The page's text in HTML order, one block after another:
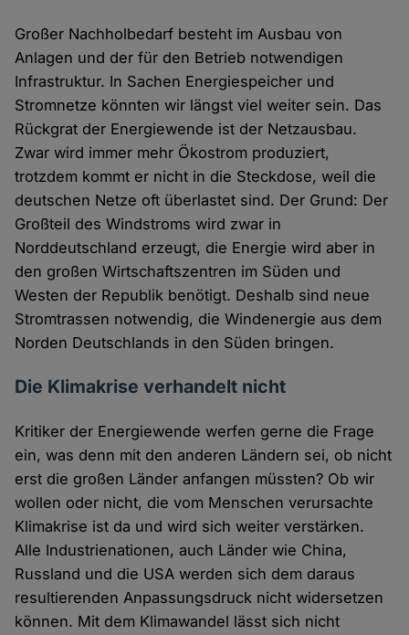
Großer Nachholbedarf besteht im Ausbau von
Anlagen und der für den Betrieb notwendigen
Infrastruktur. In Sachen Energiespeicher und
Stromnetze könnten wir längst viel weiter sein. Das
Rückgrat der Energiewende ist der Netzausbau.
Zwar wird immer mehr Ökostrom produziert,
trotzdem kommt er nicht in die Steckdose, weil die
deutschen Netze oft überlastet sind. Der Grund: Der
Großteil des Windstroms wird zwar in
Norddeutschland erzeugt, die Energie wird aber in
den großen Wirtschaftszentren im Süden und
Westen der Republik benötigt. Deshalb sind neue
Stromtrassen notwendig, die Windenergie aus dem
Norden Deutschlands in den Süden bringen.
Die Klimakrise verhandelt nicht
Kritiker der Energiewende werfen gerne die Frage
ein, was denn mit den anderen Ländern sei, ob nicht
erst die großen Länder anfangen müssten? Ob wir
wollen oder nicht, die vom Menschen verursachte
Klimakrise ist da und wird sich weiter verstärken.
Alle Industrienationen, auch Länder wie China,
Russland und die USA werden sich dem daraus
resultierenden Anpassungsdruck nicht widersetzen
können. Mit dem Klimawandel lässt sich nicht